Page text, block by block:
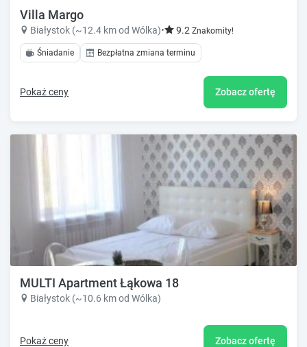
Villa Margo
Białystok (~12.4 km od Wólka)• 9.2 Znakomity!
Śniadanie Bezpłatna zmiana terminu
Pokaż ceny Zobacz ofertę
MULTI Apartment Łąkowa 18
Białystok (~10.6 km od Wólka)
Pokaż ceny Zobacz ofertę